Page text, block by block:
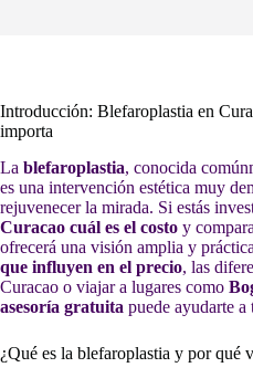
Introducción: Blefaroplastia en
importa
La blefaroplastia, conocida
es una intervención estética muy
rejuvenecer la mirada. Si estás
Curacao cuál es el costo y
ofrecerá una visión amplia y
que influyen en el precio, las
Curacao o viajar a lugares como
asesoría gratuita puede ayudarte
¿Qué es la blefaroplastia y por qué